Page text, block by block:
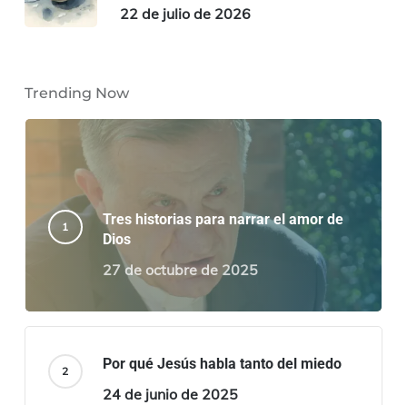
22 de julio de 2026
Trending Now
Tres historias para narrar el amor de
Dios
27 de octubre de 2025
Por qué Jesús habla tanto del miedo
24 de junio de 2025